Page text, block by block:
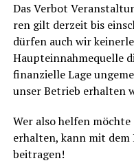
Das Ver­bot
ren gilt der­zeit bis
dür­fen auch wir
Haupt­ein­nah­me­quel­le
finan­zi­el­le Lage
unser Betrieb erhal­ten
Wer also hel­fen
erhal­ten, kann mit dem
beitragen!